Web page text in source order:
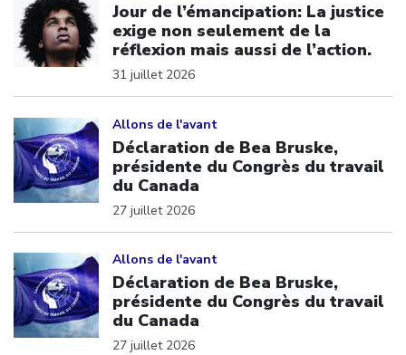
Jour de l’émancipation: La justice
exige non seulement de la
réflexion mais aussi de l’action.
31 juillet 2026
Allons de l'avant
Déclaration de Bea Bruske,
présidente du Congrès du travail
du Canada
27 juillet 2026
Allons de l'avant
Déclaration de Bea Bruske,
présidente du Congrès du travail
du Canada
27 juillet 2026